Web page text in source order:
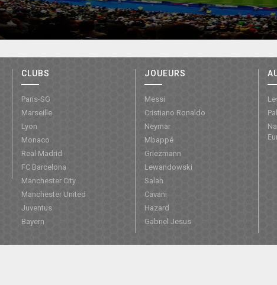
CLUBS
Paris-SG
Marseille
Lyon
Monaco
Real Madrid
FC Barcelona
Manchester City
Manchester United
Juventus
Bayern
JOUEURS
Messi
Cristiano Ronaldo
Neymar
Mbappé
Griezmann
Lewandowski
Salah
Cavani
Hazard
Gabriel Jesus